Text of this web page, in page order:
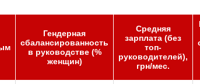
Гендерная
сбалансированность
в руководстве (%
женщин)
Средняя
зарплата (без
топ-
руководителей),
грн/мес.